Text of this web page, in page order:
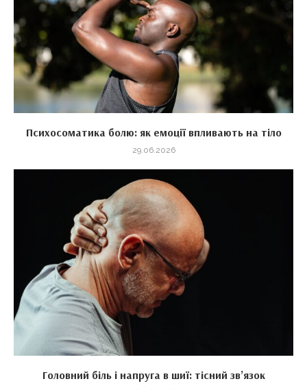
Психосоматика болю: як емоції впливають на тіло
29.06.2026
Головний біль і напруга в шиї: тісний зв’язок